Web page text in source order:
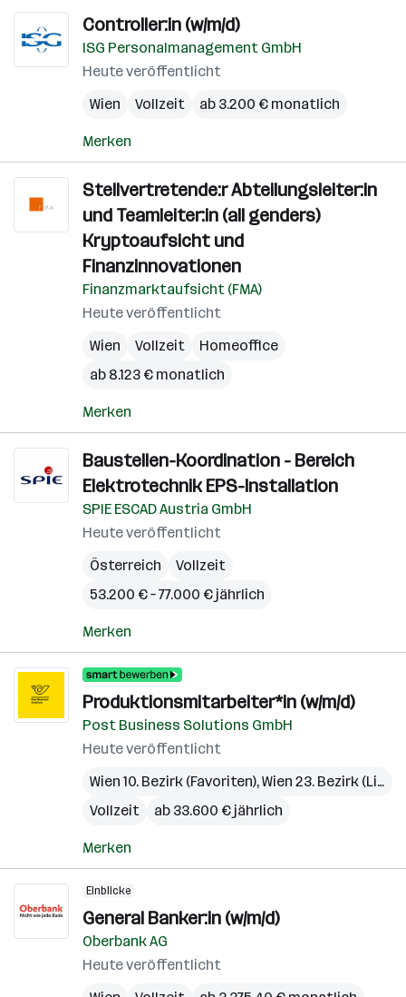
Controller:in (w/m/d)
ISG Personalmanagement GmbH
Heute veröffentlicht
Wien
Vollzeit ab 3.200 € monatlich
Merken
Stellvertretende:r Abteilungsleiter:in
und Teamleiter:in (all genders)
Kryptoaufsicht und
Finanzinnovationen
Finanzmarktaufsicht (FMA)
Heute veröffentlicht
Wien
Vollzeit
Homeoffice
ab 8.123 € monatlich
Merken
Baustellen-Koordination - Bereich
Elektrotechnik EPS-Installation
SPIE ESCAD Austria GmbH
Heute veröffentlicht
Österreich
Vollzeit
53.200 € – 77.000 € jährlich
Merken
Produktionsmitarbeiter*in (w/m/d)
Post Business Solutions GmbH
Heute veröffentlicht
Wien 10. Bezirk (Favoriten),Wien 23. Bezirk (Liesing)
Vollzeit
ab 33.600 € jährlich
Merken
Einblicke
General Banker:in (w/m/d)
Oberbank AG
Heute veröffentlicht